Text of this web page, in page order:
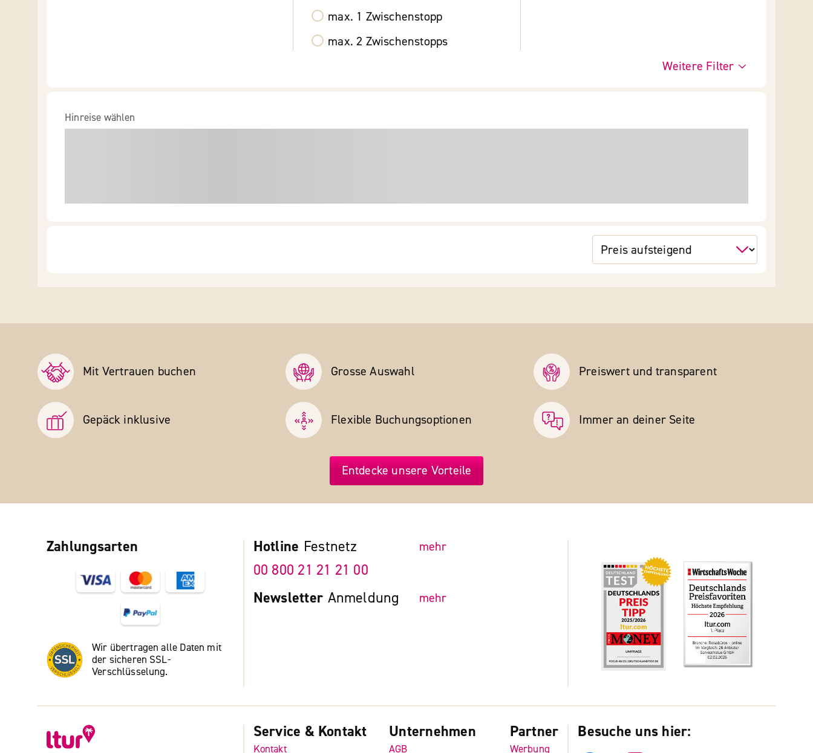
max. 1 Zwischenstopp
max. 2 Zwischenstopps
Weitere Filter
Hinreise wählen
Mit Vertrauen buchen Grosse Auswahl Preiswert und transparent
Gepäck inklusive Flexible Buchungs­optionen Immer an deiner Seite
Entdecke unsere Vorteile
Zahlungsarten
Wir übertragen alle Daten mit
der sicheren SSL-
Verschlüsselung.
Hotline Festnetz mehr
00 800 21 21 21 00
Newsletter Anmeldung mehr
Service & Kontakt
Kontakt
Unternehmen
AGB
Partner
Werbung
Besuche uns hier: